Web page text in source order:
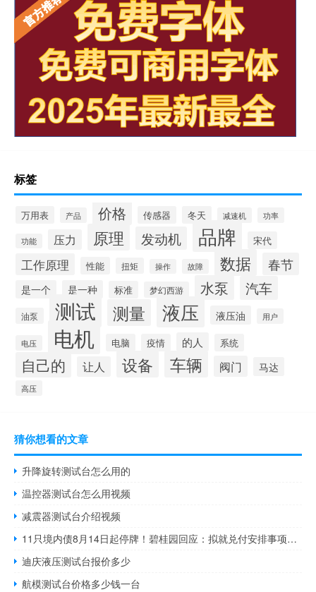
标签
万用表 产品 价格 传感器 冬天 减速机 功率
功能 压力 原理 发动机 品牌 宋代
工作原理 性能 扭矩 操作 故障 数据 春节
是一个 是一种 标准 梦幻西游 水泵 汽车
油泵 测试 测量 液压 液压油 用户
电压 电机 电脑 疫情 的人 系统
自己的 让人 设备 车辆 阀门 马达
高压
猜你想看的文章
升降旋转测试台怎么用的
温控器测试台怎么用视频
减震器测试台介绍视频
11只境内债8月14日起停牌！碧桂园回应：拟就兑付安排事项召开债券持有人会议
迪庆液压测试台报价多少
航模测试台价格多少钱一台